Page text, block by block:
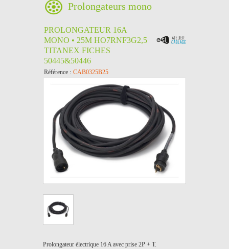
Prolongateurs mono
PROLONGATEUR 16A
MONO • 25M HO7RNF3G2,5
TITANEX FICHES
50445&50446
Référence : CAB0325B25
Prolongateur électrique 16 A avec prise 2P + T.